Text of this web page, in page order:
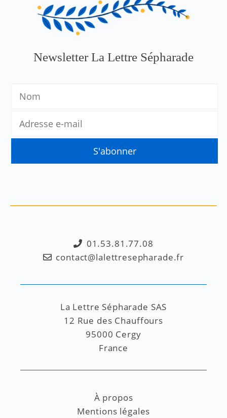
Newsletter La Lettre Sépharade
01.53.81.77.08
contact@lalettresepharade.fr
La Lettre Sépharade SAS
12 Rue des Chauffours
95000 Cergy
France
À propos
Mentions légales